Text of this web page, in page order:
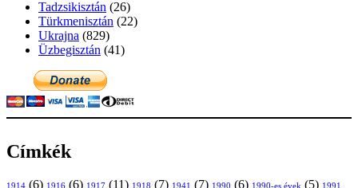
Tadzsikisztán (26)
Türkmenisztán (22)
Ukrajna (829)
Üzbegisztán (41)
Címkék
1914 (6) 1916 (6) 1917 (11) 1918 (7) 1941 (7) 1990 (6) (5) 1991